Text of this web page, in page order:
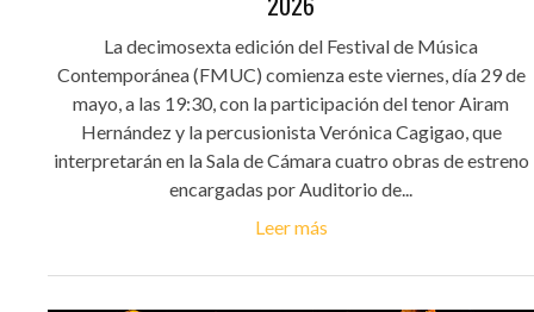
La decimosexta edición del Festival de Música
Contemporánea (FMUC) comienza este viernes, día 29 de
mayo, a las 19:30, con la participación del tenor Airam
Hernández y la percusionista Verónica Cagigao, que
interpretarán en la Sala de Cámara cuatro obras de estreno
encargadas por Auditorio de...
Leer más